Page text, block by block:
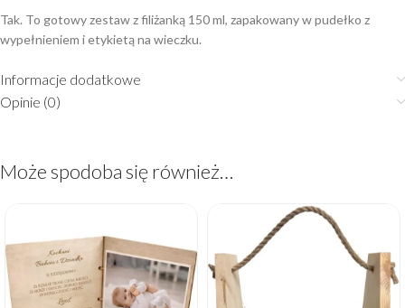
Tak. To gotowy zestaw z filiżanką 150 ml, zapakowany w pudełko z
wypełnieniem i etykietą na wieczku.
Informacje dodatkowe
Opinie (0)
Może spodoba się również…